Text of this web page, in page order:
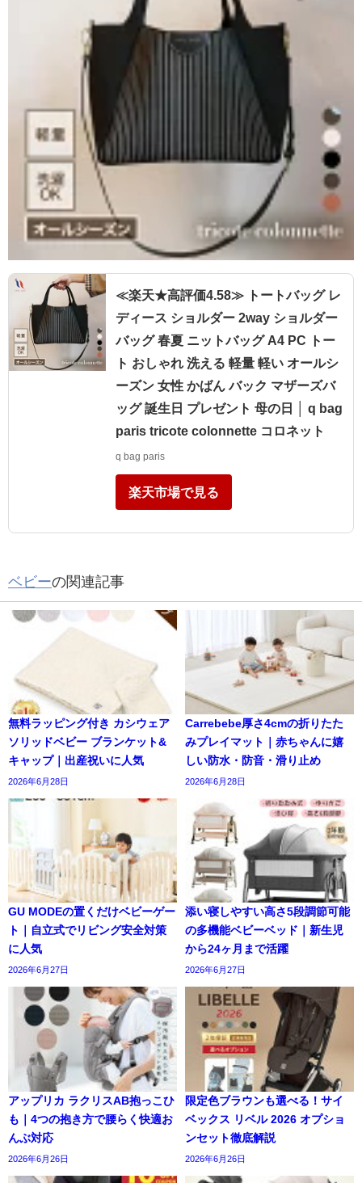
≪楽天★高評価4.58≫ トートバッグ レ
ディース ショルダー 2way ショルダー
バッグ 春夏 ニットバッグ A4 PC トー
ト おしゃれ 洗える 軽量 軽い オールシ
ーズン 女性 かばん バック マザーズバ
ッグ 誕生日 プレゼント 母の日 │ q bag
paris tricote colonnette コロネット
q bag paris
楽天市場で見る
ベビーの関連記事
無料ラッピング付き カシウェア
ソリッドベビー ブランケット&
キャップ｜出産祝いに人気
2026年6月28日
Carrebebe厚さ4cmの折りたた
みプレイマット｜赤ちゃんに嬉
しい防水・防音・滑り止め
2026年6月28日
GU MODEの置くだけベビーゲー
ト｜自立式でリビング安全対策
に人気
2026年6月27日
添い寝しやすい高さ5段調節可能
の多機能ベビーベッド｜新生児
から24ヶ月まで活躍
2026年6月27日
アップリカ ラクリスAB抱っこひ
も｜4つの抱き方で腰らく快適お
んぶ対応
2026年6月26日
限定色ブラウンも選べる！サイ
ベックス リベル 2026 オプショ
ンセット徹底解説
2026年6月26日